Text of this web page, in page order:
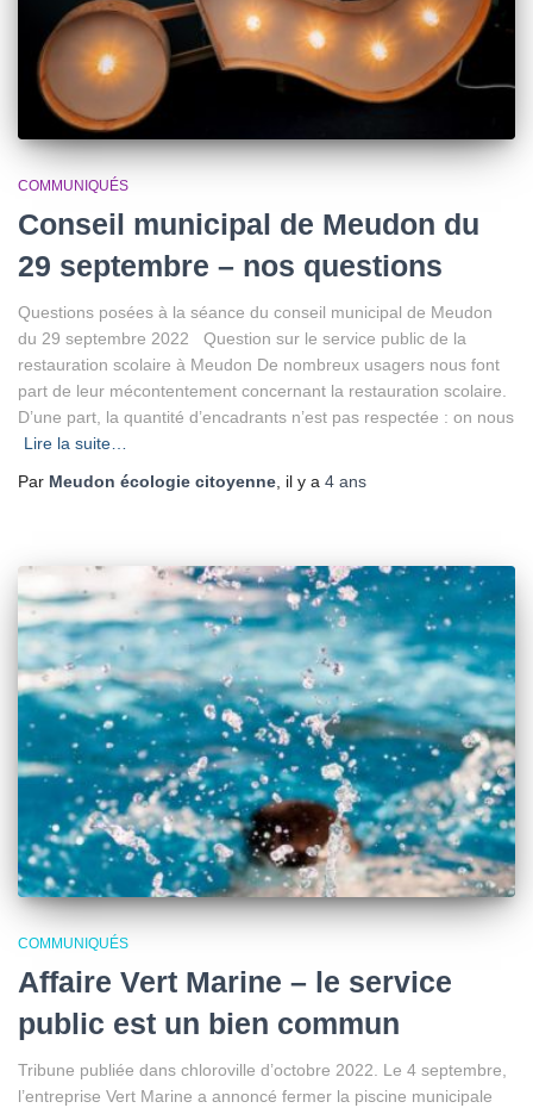
COMMUNIQUÉS
Conseil municipal de Meudon du
29 septembre – nos questions
Questions posées à la séance du conseil municipal de Meudon
du 29 septembre 2022 Question sur le service public de la
restauration scolaire à Meudon De nombreux usagers nous font
part de leur mécontentement concernant la restauration scolaire.
D’une part, la quantité d’encadrants n’est pas respectée : on nous
Lire la suite…
Par Meudon écologie citoyenne , il y a 4 ans
COMMUNIQUÉS
Affaire Vert Marine – le service
public est un bien commun
Tribune publiée dans chloroville d’octobre 2022. Le 4 septembre,
l’entreprise Vert Marine a annoncé fermer la piscine municipale